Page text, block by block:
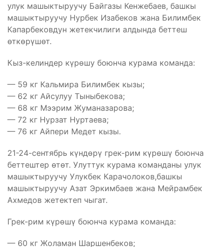
улук машыктыруучу Байгазы Кенжебаев, башкы
машыктыруучу Нурбек Изабеков жана Билимбек
Капарбековдун жетекчилиги алдында беттеш
өткөрүшөт.
Кыз-келиндер күрөшу боюнча курама команда:
— 59 кг Кальмира Билимбек кызы;
— 62 кг Айсулуу Тыныбекова;
— 68 кг Мээрим Жуманазарова;
— 72 кг Нурзат Нуртаева;
— 76 кг Айпери Медет кызы.
21-24-сентябрь күндөрү грек-рим күрөшү боюнча
беттештер өтөт. Улуттук курама команданы улук
машыктыруучу Улукбек Карачолоков,башкы
машыктыруучу Азат Эркимбаев жана Мейрамбек
Ахмедов жетектеп чыгат.
Грек-рим күрөшү боюнча курама команда:
— 60 кг Жоламан Шаршенбеков;